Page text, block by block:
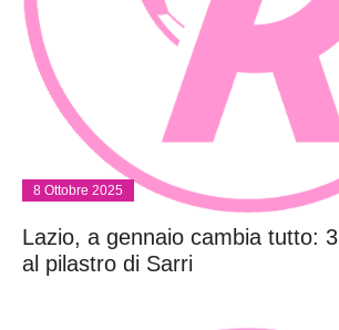
8 Ottobre 2025
Lazio, a gennaio cambia tutto:
al pilastro di Sarri